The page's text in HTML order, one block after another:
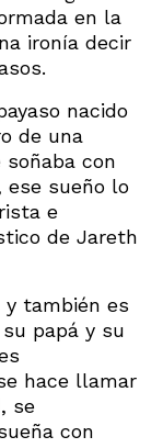
en la
ironía decir
nacido
de una
con
ese sueño lo
e
de Jareth
y también es
papá y su
hace llamar
se
con